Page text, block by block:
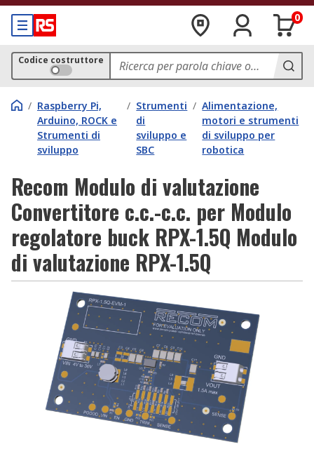
0
Codice costruttore
/ Raspberry Pi,
Arduino, ROCK e
Strumenti di
sviluppo
/ Strumenti
di
sviluppo e
SBC
/ Alimentazione,
motori e strumenti
di sviluppo per
robotica
Recom Modulo di valutazione
Convertitore c.c.-c.c. per Modulo
regolatore buck RPX-1.5Q Modulo
di valutazione RPX-1.5Q